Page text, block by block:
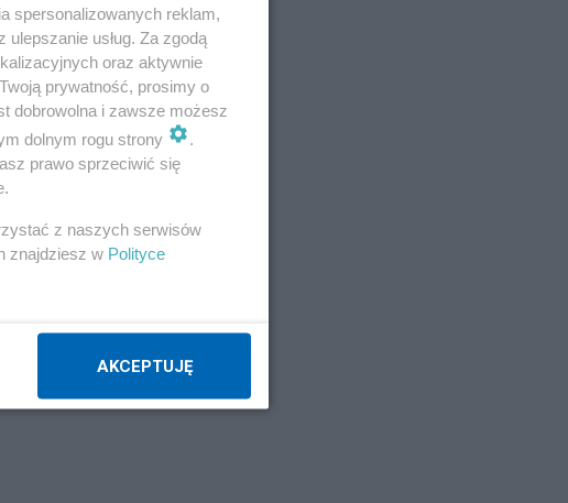
spersonalizowanych reklam,
usług. Za zgodą
oraz aktywnie
prywatność, prosimy o
dobrowolna i zawsze możesz
dolnym rogu strony
.
prawo sprzeciwić się
z naszych serwisów
znajdziesz w Polityce
AKCEPTUJĘ